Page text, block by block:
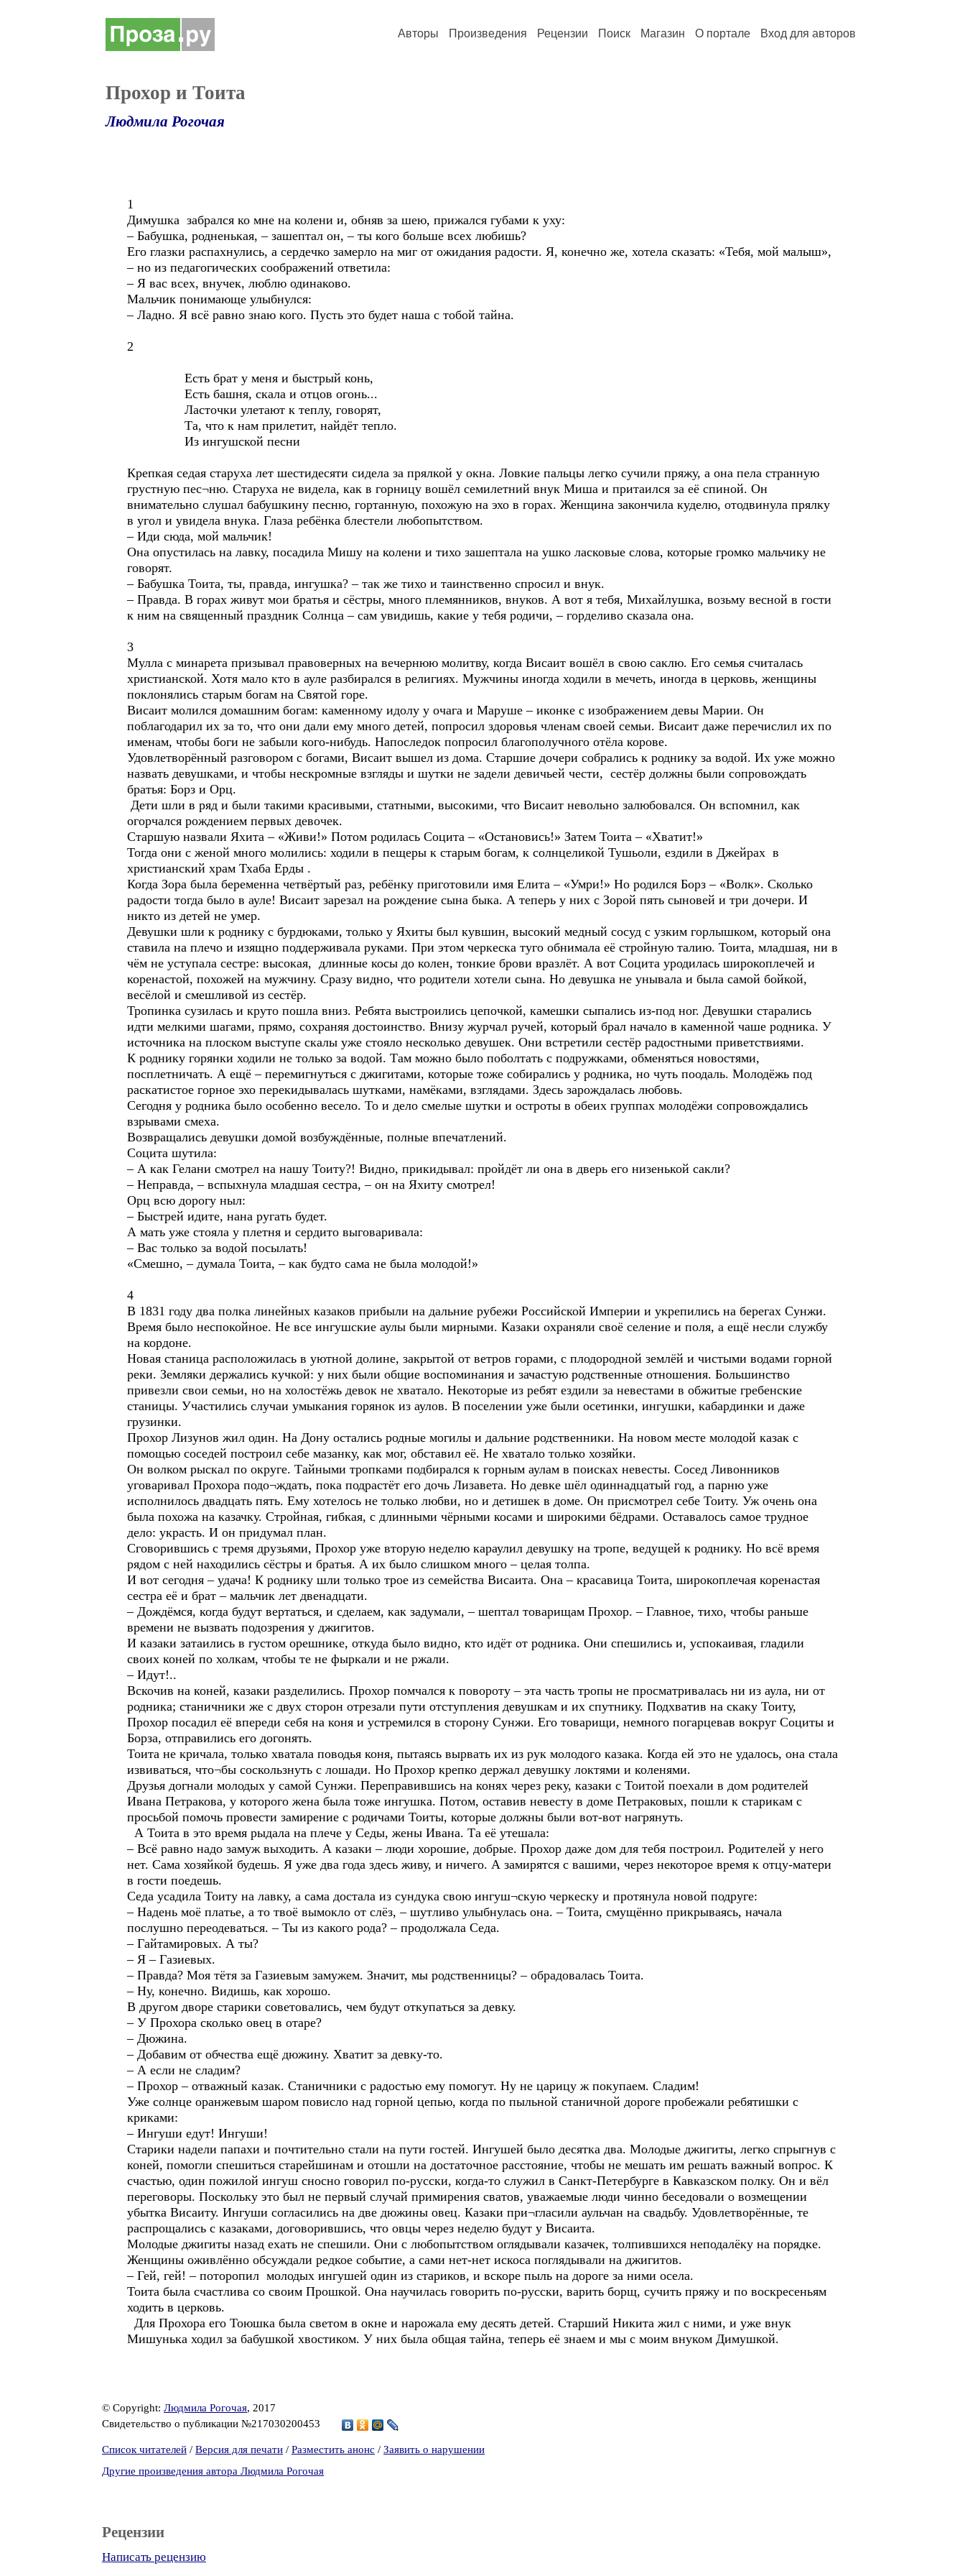
Авторы Произведения Рецензии Поиск Магазин О портале Вход для авторов
Прохор и Тоита
Людмила Рогочая
1
Димушка забрался ко мне на колени и, обняв за шею, прижался губами к уху:
– Бабушка, родненькая, – зашептал он, – ты кого больше всех любишь?
Его глазки распахнулись, а сердечко замерло на миг от ожидания радости. Я, конечно же, хотела сказать: «Тебя, мой малыш»,
– но из педагогических соображений ответила:
– Я вас всех, внучек, люблю одинаково.
Мальчик понимающе улыбнулся:
– Ладно. Я всё равно знаю кого. Пусть это будет наша с тобой тайна.
2
Есть брат у меня и быстрый конь,
Есть башня, скала и отцов огонь...
Ласточки улетают к теплу, говорят,
Та, что к нам прилетит, найдёт тепло.
Из ингушской песни
Крепкая седая старуха лет шестидесяти сидела за прялкой у окна. Ловкие пальцы легко сучили пряжу, а она пела странную
грустную пес¬ню. Старуха не видела, как в горницу вошёл семилетний внук Миша и притаился за её спиной. Он
внимательно слушал бабушкину песню, гортанную, похожую на эхо в горах. Женщина закончила куделю, отодвинула прялку
в угол и увидела внука. Глаза ребёнка блестели любопытством.
– Иди сюда, мой мальчик!
Она опустилась на лавку, посадила Мишу на колени и тихо зашептала на ушко ласковые слова, которые громко мальчику не
говорят.
– Бабушка Тоита, ты, правда, ингушка? – так же тихо и таинственно спросил и внук.
– Правда. В горах живут мои братья и сёстры, много племянников, внуков. А вот я тебя, Михайлушка, возьму весной в гости
к ним на священный праздник Солнца – сам увидишь, какие у тебя родичи, – горделиво сказала она.
3
Мулла с минарета призывал правоверных на вечернюю молитву, когда Висаит вошёл в свою саклю. Его семья считалась
христианской. Хотя мало кто в ауле разбирался в религиях. Мужчины иногда ходили в мечеть, иногда в церковь, женщины
поклонялись старым богам на Святой горе.
Висаит молился домашним богам: каменному идолу у очага и Маруше – иконке с изображением девы Марии. Он
поблагодарил их за то, что они дали ему много детей, попросил здоровья членам своей семьи. Висаит даже перечислил их по
именам, чтобы боги не забыли кого-нибудь. Напоследок попросил благополучного отёла корове.
Удовлетворённый разговором с богами, Висаит вышел из дома. Старшие дочери собрались к роднику за водой. Их уже можно
назвать девушками, и чтобы нескромные взгляды и шутки не задели девичьей чести, сестёр должны были сопровождать
братья: Борз и Орц.
Дети шли в ряд и были такими красивыми, статными, высокими, что Висаит невольно залюбовался. Он вспомнил, как
огорчался рождением первых девочек.
Старшую назвали Яхита – «Живи!» Потом родилась Социта – «Остановись!» Затем Тоита – «Хватит!»
Тогда они с женой много молились: ходили в пещеры к старым богам, к солнцеликой Тушьоли, ездили в Джейрах в
христианский храм Тхаба Ерды .
Когда Зора была беременна четвёртый раз, ребёнку приготовили имя Елита – «Умри!» Но родился Борз – «Волк». Сколько
радости тогда было в ауле! Висаит зарезал на рождение сына быка. А теперь у них с Зорой пять сыновей и три дочери. И
никто из детей не умер.
Девушки шли к роднику с бурдюками, только у Яхиты был кувшин, высокий медный сосуд с узким горлышком, который она
ставила на плечо и изящно поддерживала руками. При этом черкеска туго обнимала её стройную талию. Тоита, младшая, ни в
чём не уступала сестре: высокая, длинные косы до колен, тонкие брови вразлёт. А вот Социта уродилась широкоплечей и
коренастой, похожей на мужчину. Сразу видно, что родители хотели сына. Но девушка не унывала и была самой бойкой,
весёлой и смешливой из сестёр.
Тропинка сузилась и круто пошла вниз. Ребята выстроились цепочкой, камешки сыпались из-под ног. Девушки старались
идти мелкими шагами, прямо, сохраняя достоинство. Внизу журчал ручей, который брал начало в каменной чаше родника. У
источника на плоском выступе скалы уже стояло несколько девушек. Они встретили сестёр радостными приветствиями.
К роднику горянки ходили не только за водой. Там можно было поболтать с подружками, обменяться новостями,
посплетничать. А ещё – перемигнуться с джигитами, которые тоже собирались у родника, но чуть поодаль. Молодёжь под
раскатистое горное эхо перекидывалась шутками, намёками, взглядами. Здесь зарождалась любовь.
Сегодня у родника было особенно весело. То и дело смелые шутки и остроты в обеих группах молодёжи сопровождались
взрывами смеха.
Возвращались девушки домой возбуждённые, полные впечатлений.
Социта шутила:
– А как Гелани смотрел на нашу Тоиту?! Видно, прикидывал: пройдёт ли она в дверь его низенькой сакли?
– Неправда, – вспыхнула младшая сестра, – он на Яхиту смотрел!
Орц всю дорогу ныл:
– Быстрей идите, нана ругать будет.
А мать уже стояла у плетня и сердито выговаривала:
– Вас только за водой посылать!
«Смешно, – думала Тоита, – как будто сама не была молодой!»
4
В 1831 году два полка линейных казаков прибыли на дальние рубежи Российской Империи и укрепились на берегах Сунжи.
Время было неспокойное. Не все ингушские аулы были мирными. Казаки охраняли своё селение и поля, а ещё несли службу
на кордоне.
Новая станица расположилась в уютной долине, закрытой от ветров горами, с плодородной землёй и чистыми водами горной
реки. Земляки держались кучкой: у них были общие воспоминания и зачастую родственные отношения. Большинство
привезли свои семьи, но на холостёжь девок не хватало. Некоторые из ребят ездили за невестами в обжитые гребенские
станицы. Участились случаи умыкания горянок из аулов. В поселении уже были осетинки, ингушки, кабардинки и даже
грузинки.
Прохор Лизунов жил один. На Дону остались родные могилы и дальние родственники. На новом месте молодой казак с
помощью соседей построил себе мазанку, как мог, обставил её. Не хватало только хозяйки.
Он волком рыскал по округе. Тайными тропками подбирался к горным аулам в поисках невесты. Сосед Ливонников
уговаривал Прохора подо¬ждать, пока подрастёт его дочь Лизавета. Но девке шёл одиннадцатый год, а парню уже
исполнилось двадцать пять. Ему хотелось не только любви, но и детишек в доме. Он присмотрел себе Тоиту. Уж очень она
была похожа на казачку. Стройная, гибкая, с длинными чёрными косами и широкими бёдрами. Оставалось самое трудное
дело: украсть. И он придумал план.
Сговорившись с тремя друзьями, Прохор уже вторую неделю караулил девушку на тропе, ведущей к роднику. Но всё время
рядом с ней находились сёстры и братья. А их было слишком много – целая толпа.
И вот сегодня – удача! К роднику шли только трое из семейства Висаита. Она – красавица Тоита, широкоплечая коренастая
сестра её и брат – мальчик лет двенадцати.
– Дождёмся, когда будут вертаться, и сделаем, как задумали, – шептал товарищам Прохор. – Главное, тихо, чтобы раньше
времени не вызвать подозрения у джигитов.
И казаки затаились в густом орешнике, откуда было видно, кто идёт от родника. Они спешились и, успокаивая, гладили
своих коней по холкам, чтобы те не фыркали и не ржали.
– Идут!..
Вскочив на коней, казаки разделились. Прохор помчался к повороту – эта часть тропы не просматривалась ни из аула, ни от
родника; станичники же с двух сторон отрезали пути отступления девушкам и их спутнику. Подхватив на скаку Тоиту,
Прохор посадил её впереди себя на коня и устремился в сторону Сунжи. Его товарищи, немного погарцевав вокруг Социты и
Борза, отправились его догонять.
Тоита не кричала, только хватала поводья коня, пытаясь вырвать их из рук молодого казака. Когда ей это не удалось, она стала
извиваться, что¬бы соскользнуть с лошади. Но Прохор крепко держал девушку локтями и коленями.
Друзья догнали молодых у самой Сунжи. Переправившись на конях через реку, казаки с Тоитой поехали в дом родителей
Ивана Петракова, у которого жена была тоже ингушка. Потом, оставив невесту в доме Петраковых, пошли к старикам с
просьбой помочь провести замирение с родичами Тоиты, которые должны были вот-вот нагрянуть.
А Тоита в это время рыдала на плече у Седы, жены Ивана. Та её утешала:
– Всё равно надо замуж выходить. А казаки – люди хорошие, добрые. Прохор даже дом для тебя построил. Родителей у него
нет. Сама хозяйкой будешь. Я уже два года здесь живу, и ничего. А замирятся с вашими, через некоторое время к отцу-матери
в гости поедешь.
Седа усадила Тоиту на лавку, а сама достала из сундука свою ингуш¬скую черкеску и протянула новой подруге:
– Надень моё платье, а то твоё вымокло от слёз, – шутливо улыбнулась она. – Тоита, смущённо прикрываясь, начала
послушно переодеваться. – Ты из какого рода? – продолжала Седа.
– Гайтамировых. А ты?
– Я – Газиевых.
– Правда? Моя тётя за Газиевым замужем. Значит, мы родственницы? – обрадовалась Тоита.
– Ну, конечно. Видишь, как хорошо.
В другом дворе старики советовались, чем будут откупаться за девку.
– У Прохора сколько овец в отаре?
– Дюжина.
– Добавим от обчества ещё дюжину. Хватит за девку-то.
– А если не сладим?
– Прохор – отважный казак. Станичники с радостью ему помогут. Ну не царицу ж покупаем. Сладим!
Уже солнце оранжевым шаром повисло над горной цепью, когда по пыльной станичной дороге пробежали ребятишки с
криками:
– Ингуши едут! Ингуши!
Старики надели папахи и почтительно стали на пути гостей. Ингушей было десятка два. Молодые джигиты, легко спрыгнув с
коней, помогли спешиться старейшинам и отошли на достаточное расстояние, чтобы не мешать им решать важный вопрос. К
счастью, один пожилой ингуш сносно говорил по-русски, когда-то служил в Санкт-Петербурге в Кавказском полку. Он и вёл
переговоры. Поскольку это был не первый случай примирения сватов, уважаемые люди чинно беседовали о возмещении
убытка Висаиту. Ингуши согласились на две дюжины овец. Казаки при¬гласили аульчан на свадьбу. Удовлетворённые, те
распрощались с казаками, договорившись, что овцы через неделю будут у Висаита.
Молодые джигиты назад ехать не спешили. Они с любопытством оглядывали казачек, толпившихся неподалёку на порядке.
Женщины оживлённо обсуждали редкое событие, а сами нет-нет искоса поглядывали на джигитов.
– Гей, гей! – поторопил молодых ингушей один из стариков, и вскоре пыль на дороге за ними осела.
Тоита была счастлива со своим Прошкой. Она научилась говорить по-русски, варить борщ, сучить пряжу и по воскресеньям
ходить в церковь.
Для Прохора его Тоюшка была светом в окне и нарожала ему десять детей. Старший Никита жил с ними, и уже внук
Мишунька ходил за бабушкой хвостиком. У них была общая тайна, теперь её знаем и мы с моим внуком Димушкой.
© Copyright: Людмила Рогочая, 2017
Свидетельство о публикации №217030200453
Список читателей / Версия для печати / Разместить анонс / Заявить о нарушении
Другие произведения автора Людмила Рогочая
Рецензии
Написать рецензию